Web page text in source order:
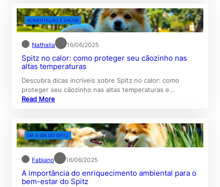
ALIMENTAÇÃO E SAÚDE
Nathalia 16/06/2025
Spitz no calor: como proteger seu cãozinho nas
altas temperaturas
Descubra dicas incríveis sobre Spitz no calor: como
proteger seu cãozinho nas altas temperaturas e…
Read More
DIA A DIA DO SPITZ
Fabiano 16/06/2025
A importância do enriquecimento ambiental para o
bem-estar do Spitz